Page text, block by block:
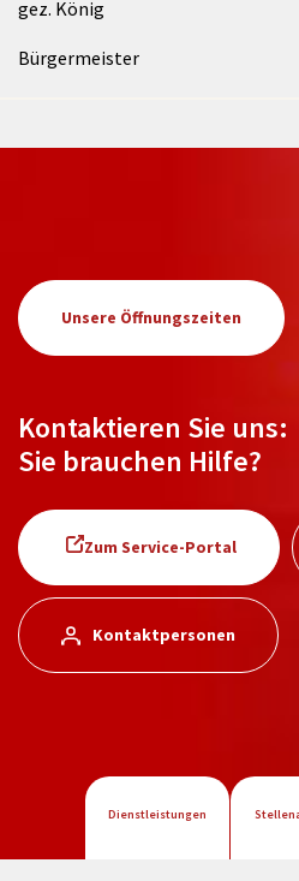
gez. König
Bürgermeister
Unsere Öffnungszeiten
Kontaktieren Sie uns:
Sie brauchen Hilfe?
Zum Service-Portal
Kontaktpersonen
Dienstleistungen